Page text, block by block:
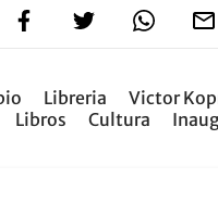
Libreria
Victor
Libros Cultura